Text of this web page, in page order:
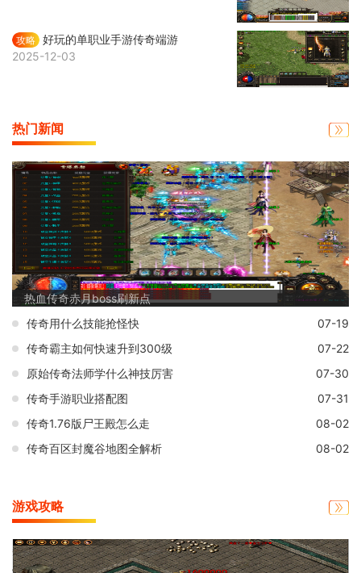
攻略 好玩的单职业手游传奇端游
2025-12-03
热门新闻
热血传奇赤月boss刷新点
传奇用什么技能抢怪快
07-19
传奇霸主如何快速升到300级
07-22
原始传奇法师学什么神技厉害
07-30
传奇手游职业搭配图
07-31
传奇1.76版尸王殿怎么走
08-02
传奇百区封魔谷地图全解析
08-02
游戏攻略